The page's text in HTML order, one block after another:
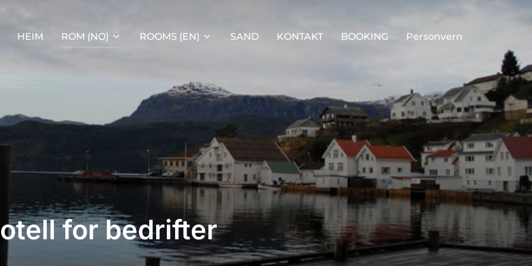
HEIM ROM (NO) ROOMS (EN) SAND KONTAKT BOOKING Personvern
for bedrifter